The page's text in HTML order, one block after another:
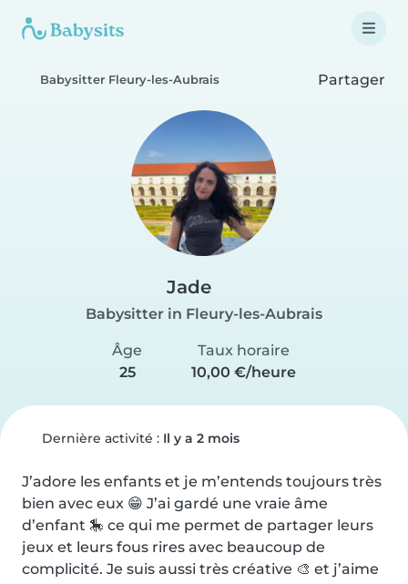
Babysitter Fleury-les-Aubrais Partager
Jade
Babysitter in Fleury-les-Aubrais
Âge
25
Taux horaire
10,00 €/heure
Dernière activité : Il y a 2 mois
J’adore les enfants et je m’entends toujours très
bien avec eux 😁 J’ai gardé une vraie âme
d’enfant 🎠 ce qui me permet de partager leurs
jeux et leurs fous rires avec beaucoup de
complicité. Je suis aussi très créative 🎨 et j’aime